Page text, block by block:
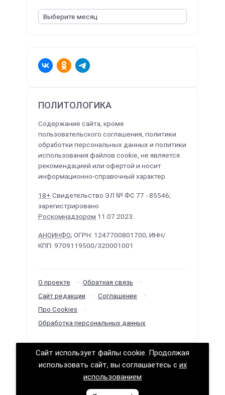
ПОЛИТОЛОГИКА
Содержание сайта, кроме
пользовательского соглашения, политики
обработки персональных данных и политики
использования файлов cookie, не является
рекомендацией или офертой и носит
информационно-справочный характер.
18+ Свидетельство ЭЛ № ФС 77 - 85546;
зарегистрировано
Роскомнадзором 11.07.2023.
АНОИНФО; ОГРН: 1247700801700; ИНН/
КПП: 9709119500/320001001
О проекте
Обратная связь
Сайт редакции
Соглашение
Про Cookies
Обработка персональных данных
Политологика ©2026 · Сделано вРунетЛаб –
Сайт использует файлы cookie. Продолжая
использовать сайт, вы соглашаетесь с их
использованием